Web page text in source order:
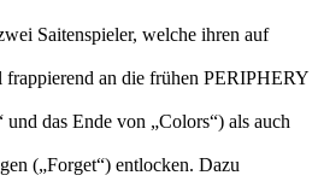
Saitenspieler, welche ihren auf
frappierend an die frühen PERIPHERY
das Ende von „Colors“) als auch
(„Forget“) entlocken. Dazu